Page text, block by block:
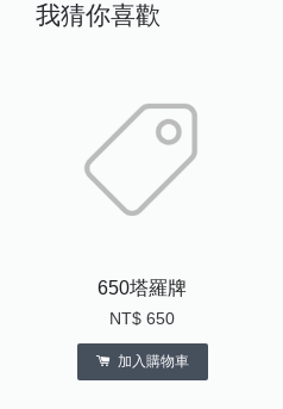
我猜你喜歡
650塔羅牌
NT$ 650
加入購物車